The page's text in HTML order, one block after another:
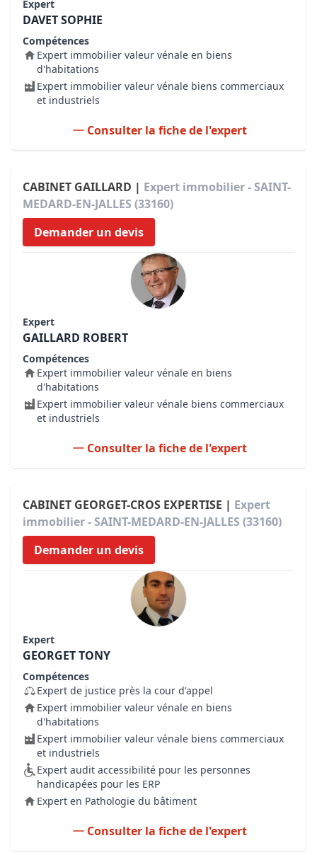
Expert
DAVET SOPHIE
Compétences
Expert immobilier valeur vénale en biens
d'habitations
Expert immobilier valeur vénale biens commerciaux
et industriels
Consulter la fiche de l'expert
CABINET GAILLARD | Expert immobilier - SAINT-
MEDARD-EN-JALLES (33160)
Demander un devis
Expert
GAILLARD ROBERT
Compétences
Expert immobilier valeur vénale en biens
d'habitations
Expert immobilier valeur vénale biens commerciaux
et industriels
Consulter la fiche de l'expert
CABINET GEORGET-CROS EXPERTISE | Expert
immobilier - SAINT-MEDARD-EN-JALLES (33160)
Demander un devis
Expert
GEORGET TONY
Compétences
Expert de justice près la cour d'appel
Expert immobilier valeur vénale en biens
d'habitations
Expert immobilier valeur vénale biens commerciaux
et industriels
Expert audit accessibilité pour les personnes
handicapées pour les ERP
Expert en Pathologie du bâtiment
Consulter la fiche de l'expert